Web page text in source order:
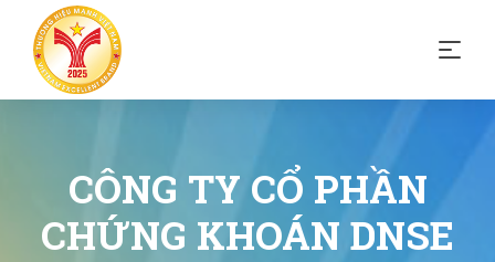
CÔNG TY CỔ PHẦN
CHỨNG KHOÁN DNSE